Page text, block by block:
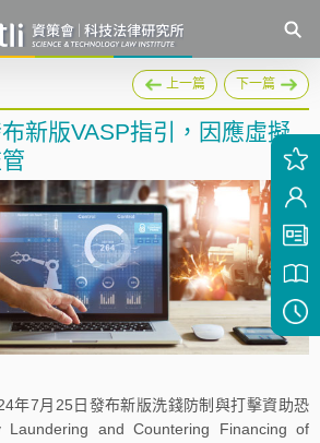
上一篇 下一篇
新版VASP指引，因應虛擬
年7月25日發布新版洗錢防制與打擊資助恐
and Countering Financing of